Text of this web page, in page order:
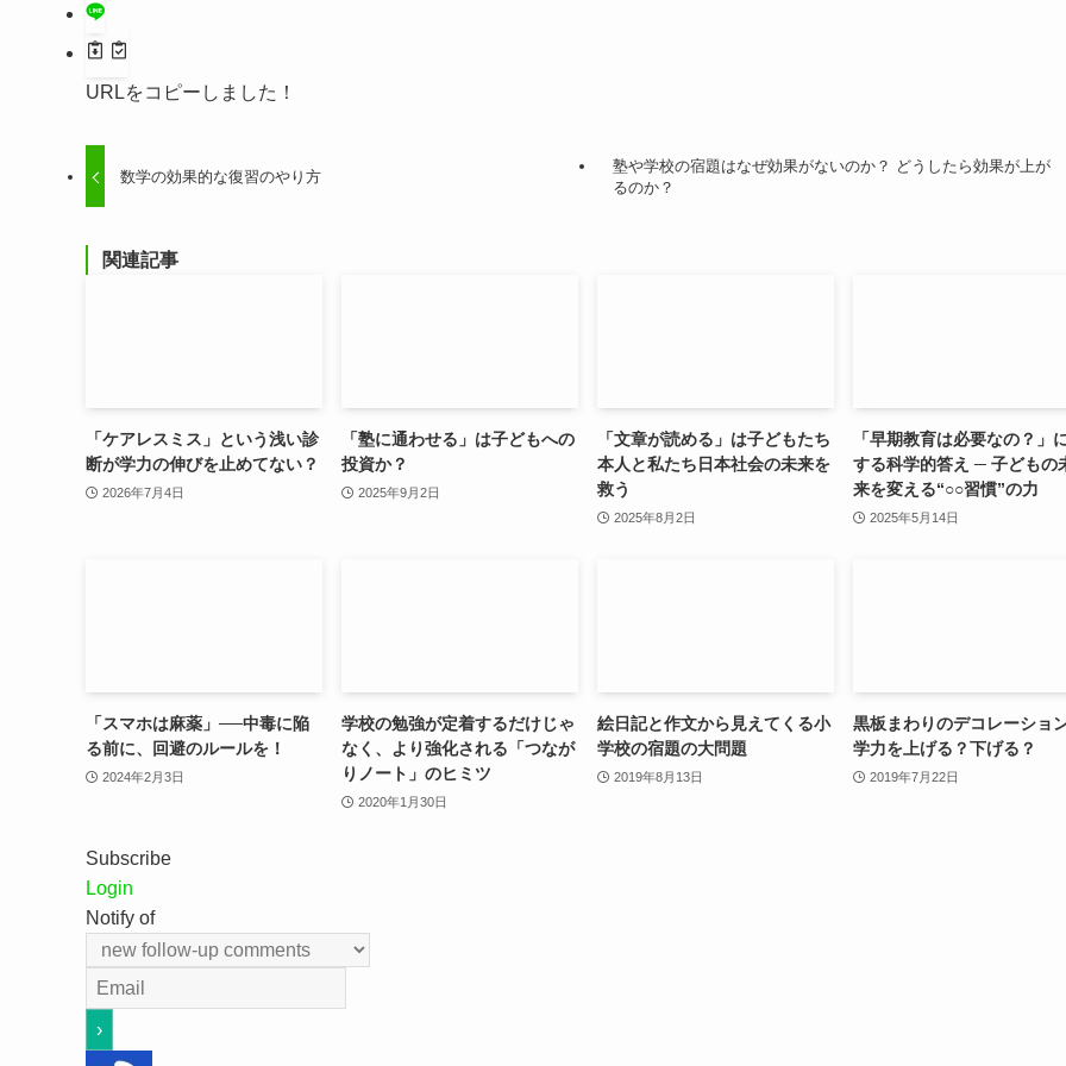
URLをコピーしました！
数学の効果的な復習のやり方
塾や学校の宿題はなぜ効果がないのか？ どうしたら効果が上が
るのか？
関連記事
「ケアレスミス」という浅い診
断が学力の伸びを止めてない？
2026年7月4日
「塾に通わせる」は子どもへの
投資か？
2025年9月2日
「文章が読める」は子どもたち
本人と私たち日本社会の未来を
救う
2025年8月2日
「早期教育は必要なの？」
する科学的答え ─ 子どもの
来を変える“○○習慣”の力
2025年5月14日
「スマホは麻薬」──中毒に陥
る前に、回避のルールを！
2024年2月3日
学校の勉強が定着するだけじゃ
なく、より強化される「つなが
りノート」のヒミツ
2020年1月30日
絵日記と作文から見えてくる小
学校の宿題の大問題
2019年8月13日
黒板まわりのデコレーショ
学力を上げる？下げる？
2019年7月22日
Subscribe
Login
Notify of